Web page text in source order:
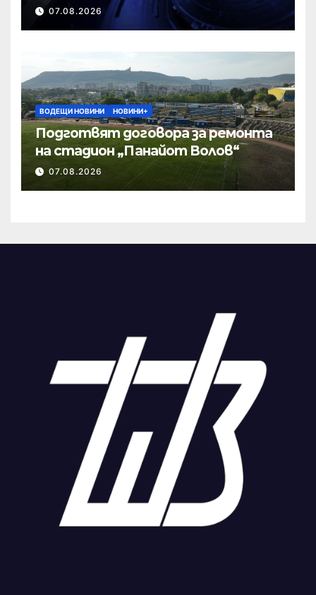
07.08.2026
ВОДЕЩИ НОВИНИ НОВИНИ+
Подготвят договора за ремонта
на стадион „Панайот Волов“
07.08.2026